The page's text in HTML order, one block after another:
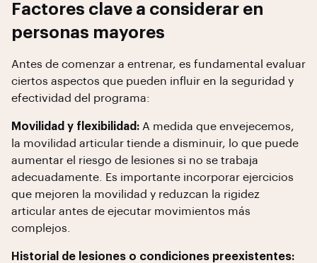
Factores clave a considerar en
personas mayores
Antes de comenzar a entrenar, es fundamental evaluar
ciertos aspectos que pueden influir en la seguridad y
efectividad del programa:
Movilidad y flexibilidad: A medida que envejecemos,
la movilidad articular tiende a disminuir, lo que puede
aumentar el riesgo de lesiones si no se trabaja
adecuadamente. Es importante incorporar ejercicios
que mejoren la movilidad y reduzcan la rigidez
articular antes de ejecutar movimientos más
complejos.
Historial de lesiones o condiciones preexistentes: